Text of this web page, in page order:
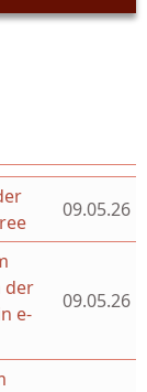
09.05.26
der
e-
09.05.26